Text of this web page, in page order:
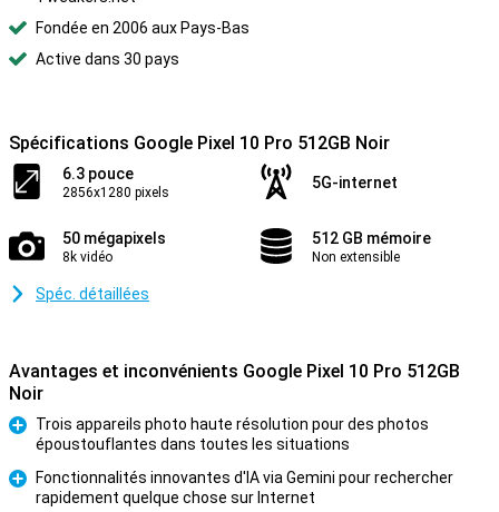
Fondée en 2006 aux Pays-Bas
Active dans 30 pays
Spécifications Google Pixel 10 Pro 512GB Noir
6.3 pouce
2856x1280 pixels
5G-internet
50 mégapixels
8k vidéo
512 GB mémoire
Non extensible
Spéc. détaillées
Avantages et inconvénients Google Pixel 10 Pro 512GB
Noir
Pour
Trois appareils photo haute résolution pour des photos
époustouflantes dans toutes les situations
Pour
Fonctionnalités innovantes d'IA via Gemini pour rechercher
rapidement quelque chose sur Internet